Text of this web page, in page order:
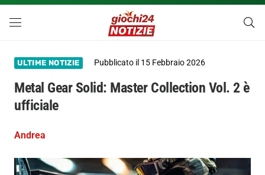
ULTIME NOTIZIE Pubblicato il 15 Febbraio 2026
Metal Gear Solid: Master Collection Vol. 2 è
ufficiale
Andrea